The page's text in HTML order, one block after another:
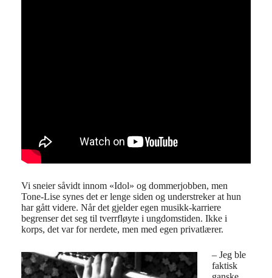
Vi sneier såvidt innom «Idol» og dommerjobben, men
Tone-Lise synes det er lenge siden og understreker at hun
har gått videre. Når det gjelder egen musikk-karriere
begrenser det seg til tverrfløyte i ungdomstiden. Ikke i
korps, det var for nerdete, men med egen privatlærer.
– Jeg ble
faktisk